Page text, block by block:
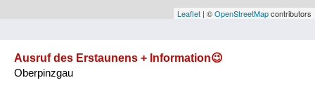
VorarlbergLeaflet | ©OpenStreetMapcontributors
Ausruf des Erstaunens + Information😉
Oberpinzgau